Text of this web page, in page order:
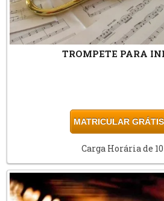
TROMPETE PARA
MATRICULAR
Carga Horária de